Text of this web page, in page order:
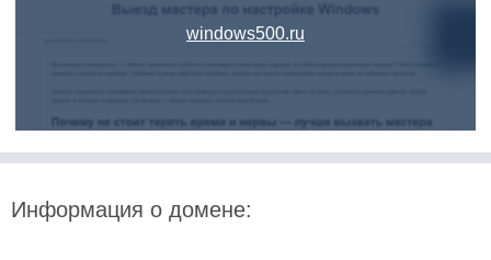
windows500.ru
Информация о домене: